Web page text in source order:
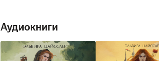
Аудиокниги